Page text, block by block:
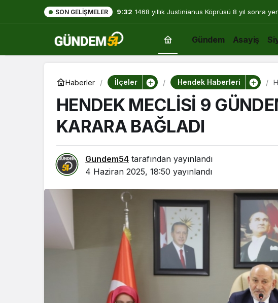
SON GELIŞMELER 9:32 1468 yıllık Justinianus Köprüsü 8 yıl sonra
Gündem Asayiş
Haberler İlçeler Hendek Haberleri
HENDEK MECLİSİ 9
KARARA BAĞLADI
Gundem54 tarafından yayınlandı
4 Haziran 2025, 18:50 yayınlandı